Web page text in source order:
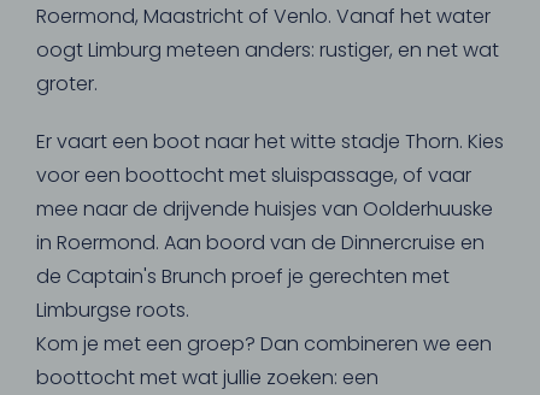
Roermond, Maastricht of Venlo. Vanaf het water
oogt Limburg meteen anders: rustiger, en net wat
groter.
Er vaart een boot naar het witte stadje Thorn. Kies
voor een boottocht met sluispassage, of vaar
mee naar de drijvende huisjes van Oolderhuuske
in Roermond. Aan boord van de Dinnercruise en
de Captain's Brunch proef je gerechten met
Limburgse roots.
Kom je met een groep? Dan combineren we een
boottocht met wat jullie zoeken: een